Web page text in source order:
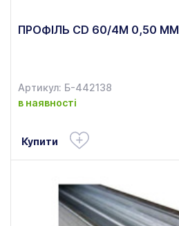
ПРОФІЛЬ CD 60/4М 0,50 ММ
Артикул: Б-442138
в наявності
Купити